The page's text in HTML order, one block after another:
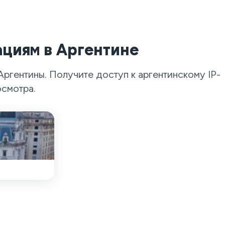
в Аргентине
Получите доступ к аргентинскому IP-